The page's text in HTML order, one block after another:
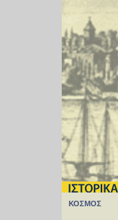
ΚΟΣΜΟΣ